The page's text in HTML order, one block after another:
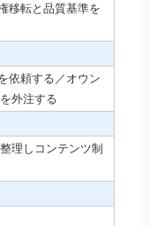
移転と品質基準を
依頼する／オウン
外注する
理しコンテンツ制